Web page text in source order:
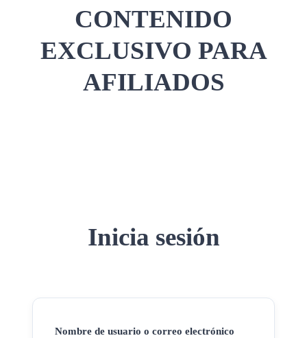
CONTENIDO
EXCLUSIVO PARA
AFILIADOS
Inicia sesión
Nombre de usuario o correo electrónico